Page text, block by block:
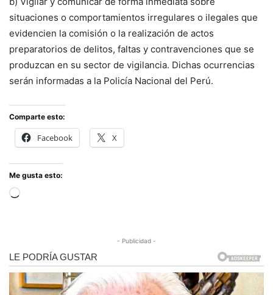
situaciones o comportamientos irregulares o ilegales que
evidencien la comisión o la realización de actos
preparatorios de delitos, faltas y contravenciones que se
produzcan en su sector de vigilancia. Dichas ocurrencias
serán informadas a la Policía Nacional del Perú.
Comparte esto:
Facebook X
Me gusta esto:
Cargando...
- Publicidad -